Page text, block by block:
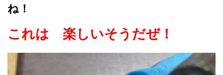
ね！
これは 楽しいそうだぜ！